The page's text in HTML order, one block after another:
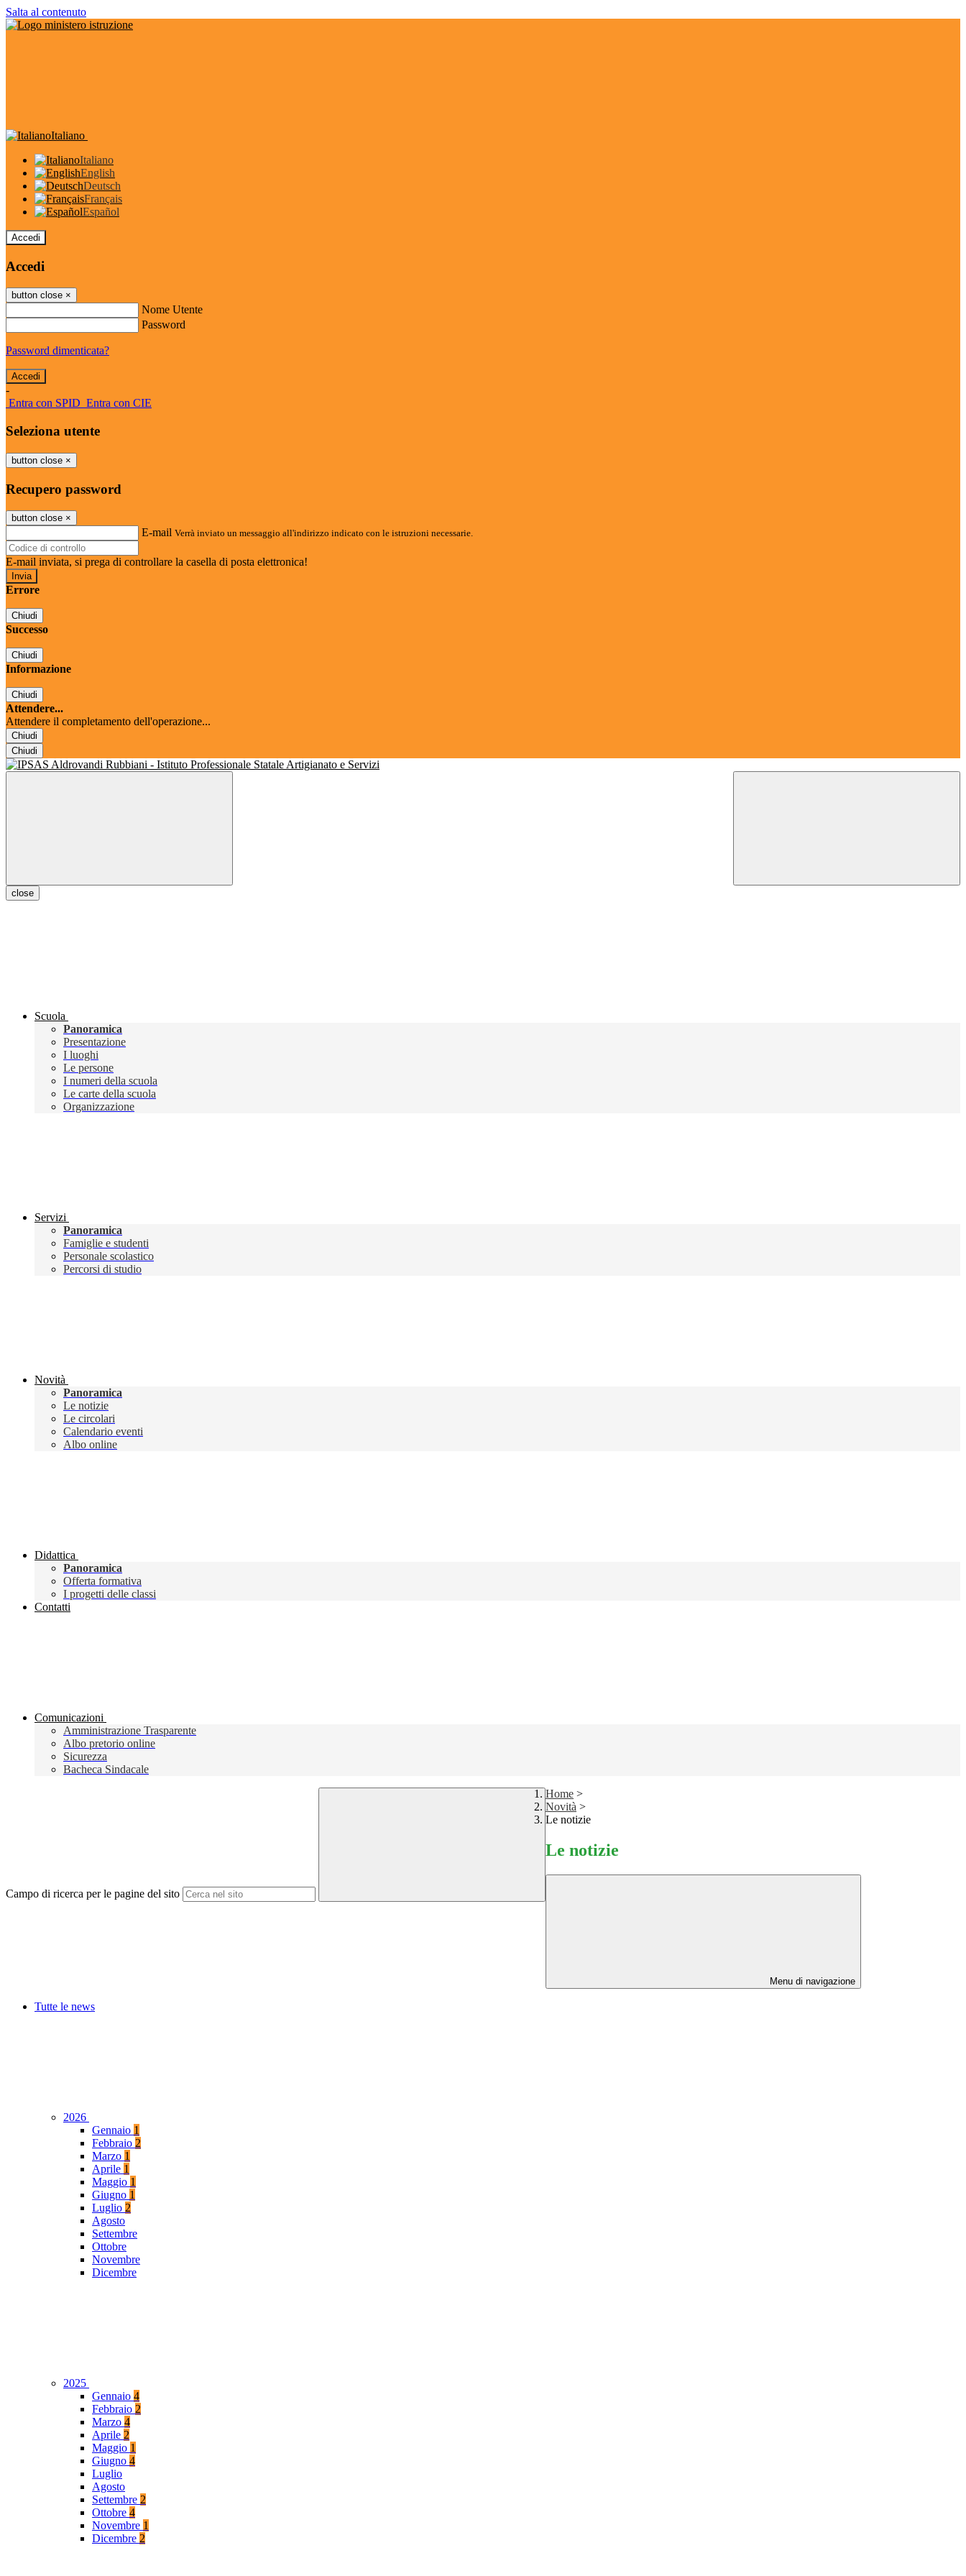
Salta al contenuto
Italiano
Italiano
English
Deutsch
Français
Español
Accedi
Accedi
button close ×
Nome Utente
Password
Password dimenticata?
-
Entra con SPID Entra con CIE
Seleziona utente
button close ×
Recupero password
button close ×
E-mail Verrà inviato un messaggio all'indirizzo indicato con le istruzioni necessarie.
E-mail inviata, si prega di controllare la casella di posta elettronica!
Errore
Chiudi
Successo
Chiudi
Informazione
Chiudi
Attendere...
Attendere il completamento dell'operazione...
Chiudi
Chiudi
close
Scuola
Panoramica
Presentazione
I luoghi
Le persone
I numeri della scuola
Le carte della scuola
Organizzazione
Servizi
Panoramica
Famiglie e studenti
Personale scolastico
Percorsi di studio
Novità
Panoramica
Le notizie
Le circolari
Calendario eventi
Albo online
Didattica
Panoramica
Offerta formativa
I progetti delle classi
Contatti
Comunicazioni
Amministrazione Trasparente
Albo pretorio online
Sicurezza
Bacheca Sindacale
Campo di ricerca per le pagine del sito
Home >
Novità >
Le notizie
Le notizie
Menu di navigazione
Tutte le news
2026
Gennaio 1
Febbraio 2
Marzo 1
Aprile 1
Maggio 1
Giugno 1
Luglio 2
Agosto
Settembre
Ottobre
Novembre
Dicembre
2025
Gennaio 4
Febbraio 2
Marzo 4
Aprile 2
Maggio 1
Giugno 4
Luglio
Agosto
Settembre 2
Ottobre 4
Novembre 1
Dicembre 2